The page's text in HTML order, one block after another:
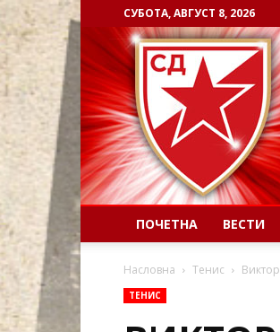
СУБОТА, АВГУСТ 8, 2026
ПОЧЕТНА ВЕСТИ
Насловна Тенис
ТЕНИС